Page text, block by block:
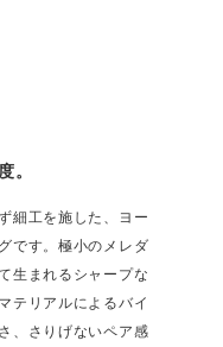
。
細工を施した、ヨー
です。極小のメレダ
生まれるシャープな
テリアルによるバイ
、さりげないペア感